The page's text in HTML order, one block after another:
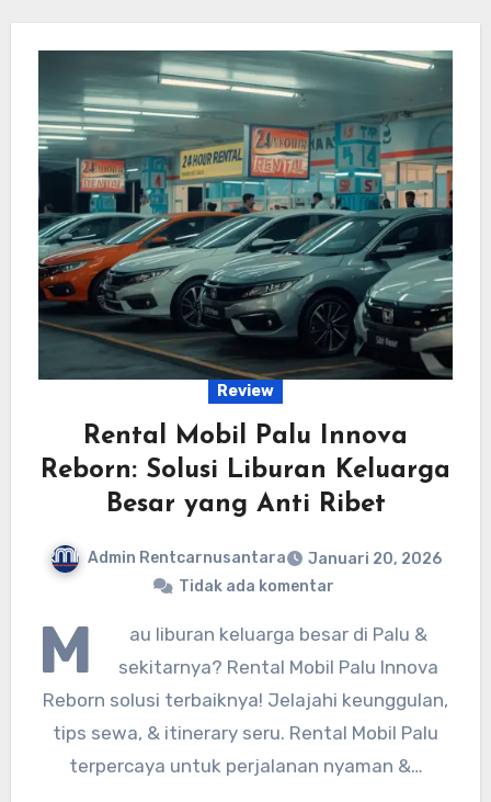
Review
Rental Mobil Palu Innova
Reborn: Solusi Liburan Keluarga
Besar yang Anti Ribet
Admin Rentcarnusantara
Januari 20, 2026
Tidak ada komentar
M
au liburan keluarga besar di Palu &
sekitarnya? Rental Mobil Palu Innova
Reborn solusi terbaiknya! Jelajahi keunggulan,
tips sewa, & itinerary seru. Rental Mobil Palu
terpercaya untuk perjalanan nyaman &…